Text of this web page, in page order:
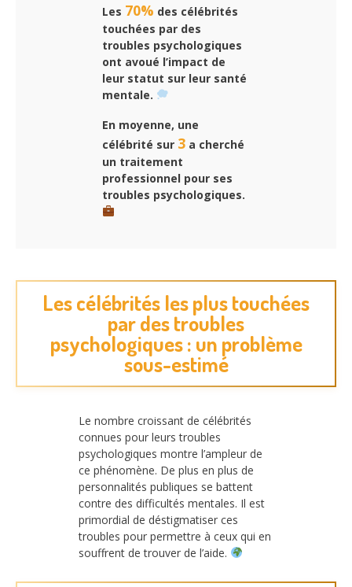
Les 70% des célébrités
touchées par des
troubles psychologiques
ont avoué l’impact de
leur statut sur leur santé
mentale.
En moyenne, une
célébrité sur 3 a cherché
un traitement
professionnel pour ses
troubles psychologiques.
Les célébrités les plus touchées
par des troubles
psychologiques : un problème
sous-estimé
Le nombre croissant de célébrités
connues pour leurs troubles
psychologiques montre l’ampleur de
ce phénomène. De plus en plus de
personnalités publiques se battent
contre des difficultés mentales. Il est
primordial de déstigmatiser ces
troubles pour permettre à ceux qui en
souffrent de trouver de l’aide.